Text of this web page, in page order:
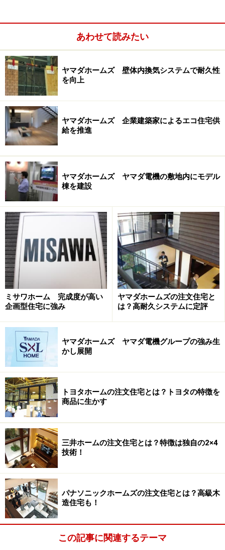
ヤマダホームズの「HYT構法」
「HYT構法」
造強度の高さを誇る木質接着パネルの技術を採り入れた
もの。大開口や広々とした吹抜けの大空間など、敷地の
形状や施主のライフスタイルに合わせた自由の高い設計
が可能です。
ヤマダホームズの「GA構法」
「GA構法」は3階建て向けの工法。集成材を用いた大き
な柱と梁、高強度のボルトや金物で建物全体を緊結する
大９メートルの大開口が可能となります。
代表的な仕組み「壁内換気システム」
あわせて読みたい
ヤマダホームズ 壁体内換気システムで耐久性
を向上
ヤマダホームズ 企業建築家によるエコ住宅供
給を推進
ヤマダホームズ ヤマダ電機の敷地内にモデル
棟を建設
ミサワホーム 完成度が高い
企画型住宅に強み
ヤマダホームズの注文住宅と
は？高耐久システムに定評
ヤマダホームズ ヤマダ電機グループの強み生
かし展開
トヨタホームの注文住宅とは？トヨタの特徴を
商品に生かす
三井ホームの注文住宅とは？特徴は独自の2×4
技術！
パナソニックホームズの注文住宅とは？高級木
造住宅も！
この記事に関連するテーマ